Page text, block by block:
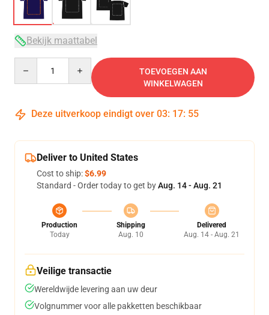
Bekijk maattabel
TOEVOEGEN AAN
WINKELWAGEN
Deze uitverkoop eindigt over 03: 17: 54
Deliver to United States
Cost to ship:$6.99
Standard - Order today to get byAug. 14 - Aug. 21
Production
Today
Shipping
Aug. 10
Delivered
Aug. 14 - Aug. 21
Veilige transactie
Wereldwijde levering aan uw deur
Volgnummer voor alle pakketten beschikbaar